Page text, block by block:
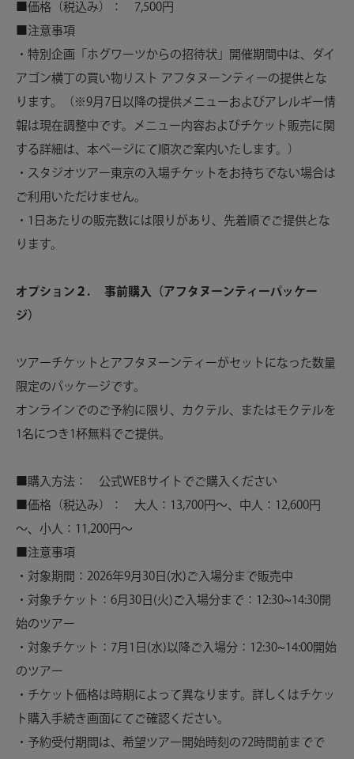
■価格（税込み）： 7,500円
■注意事項
・特別企画「ホグワーツからの招待状」開催期間中は、ダイ
アゴン横丁の買い物リスト アフタヌーンティーの提供とな
ります。（※9月7日以降の提供メニューおよびアレルギー情
報は現在調整中です。メニュー内容およびチケット販売に関
する詳細は、本ページにて順次ご案内いたします。）
・スタジオツアー東京の入場チケットをお持ちでない場合は
ご利用いただけません。
・1日あたりの販売数には限りがあり、先着順でご提供とな
ります。
オプション２.
事前購入（アフタヌーンティーパッケー
ジ）
ツアーチケットとアフタヌーンティーがセットになった数量
限定のパッケージです。
オンラインでのご予約に限り、カクテル、またはモクテルを
1名につき1杯無料でご提供。
■購入方法： 公式WEBサイトでご購入ください
■価格（税込み）： 大人：13,700円～、中人：12,600円
～、小人：11,200円～
■注意事項
・対象期間：2026年9月30日(水)ご入場分まで販売中
・対象チケット：6月30日(火)ご入場分まで：12:30~14:30開
始のツアー
・対象チケット：7月1日(水)以降ご入場分：12:30~14:00開始
のツアー
・チケット価格は時期によって異なります。詳しくはチケッ
ト購入手続き画面にてご確認ください。
・予約受付期間は、希望ツアー開始時刻の72時間前までで